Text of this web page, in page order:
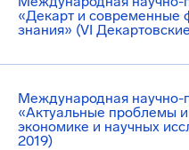
«Декарт и современные
знания» (VI
Международная научно-
«Актуальные проблемы
экономике и научных
2019)